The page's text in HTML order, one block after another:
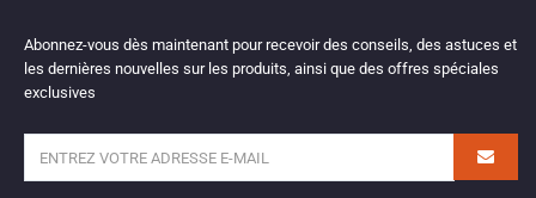
Abonnez-vous dès maintenant pour recevoir des conseils, des astuces et
les dernières nouvelles sur les produits, ainsi que des offres spéciales
exclusives